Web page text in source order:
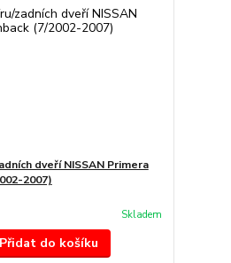
dveří NISSAN Primera
2007)
Skladem
Přidat do košíku